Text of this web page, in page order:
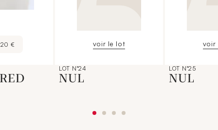
€ voir le lot
LOT N°24
NUL
voir
LOT N°25
NUL